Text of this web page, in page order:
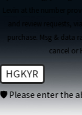
and review requests, via
purchase. Msg & data
cancel or
HGKYR
🛡️ Please enter the